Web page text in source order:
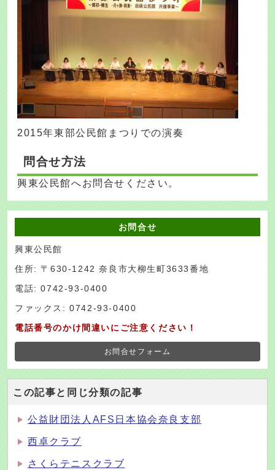
2015年東部公民館まつりでの演奏
問合せ方法
興東公民館へお問合せください。
お問合せ
興東公民館
住所: 〒630-1242 奈良市大柳生町3633番地
電話: 0742-93-0400
ファックス: 0742-93-0400
電話番号のかけ間違いにご注意ください！
お問合せフォーム
この記事と同じ分類の記事
公益財団法人AFS日本協会奈良支部
西卓クラブ
さくらテニスクラブ